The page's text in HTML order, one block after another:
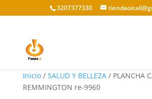
3207377330
Inicio/ SALUD Y BELLEZA/ PLANCHA
REMMINGTON re-9960